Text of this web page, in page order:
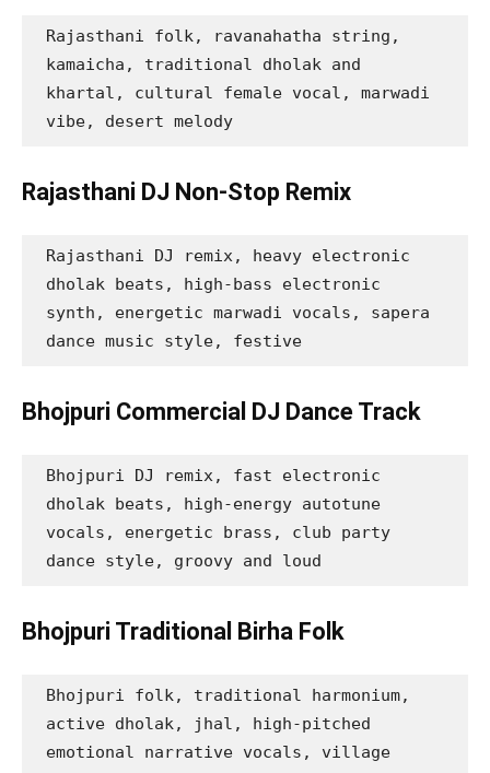
Rajasthani folk, ravanahatha string,
kamaicha, traditional dholak and
khartal, cultural female vocal, marwadi
vibe, desert melody
Rajasthani DJ Non-Stop Remix
Rajasthani DJ remix, heavy electronic
dholak beats, high-bass electronic
synth, energetic marwadi vocals, sapera
dance music style, festive
Bhojpuri Commercial DJ Dance Track
Bhojpuri DJ remix, fast electronic
dholak beats, high-energy autotune
vocals, energetic brass, club party
dance style, groovy and loud
Bhojpuri Traditional Birha Folk
Bhojpuri folk, traditional harmonium,
active dholak, jhal, high-pitched
emotional narrative vocals, village